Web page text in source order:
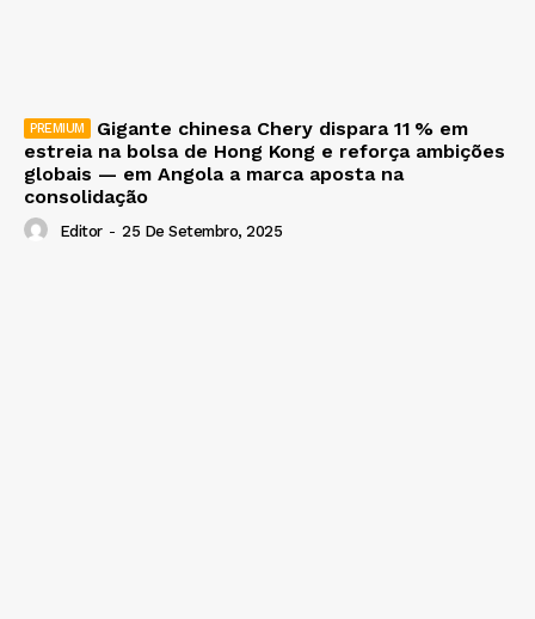
Gigante chinesa Chery dispara 11 % em
estreia na bolsa de Hong Kong e reforça ambições
globais — em Angola a marca aposta na
consolidação
Editor - 25 De Setembro, 2025